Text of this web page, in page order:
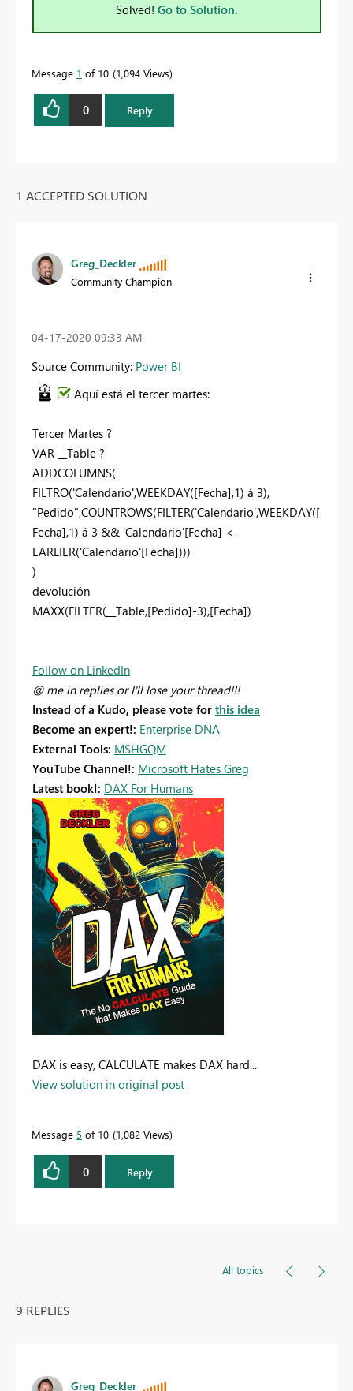
Solved! Go to Solution.
Message 1 of 10 1,094 Views
0 Reply
1 ACCEPTED SOLUTION
Greg_Deckler
Community Champion
‎04-17-2020 09:33 AM
Source Community: Power BI
Aquí está el tercer martes:
Tercer Martes ?
VAR __Table ?
ADDCOLUMNS(
FILTRO('Calendario',WEEKDAY([Fecha],1) á 3),
"Pedido",COUNTROWS(FILTER('Calendario',WEEKDAY([
Fecha],1) á 3 && 'Calendario'[Fecha] <-
EARLIER('Calendario'[Fecha])))
)
devolución
MAXX(FILTER(__Table,[Pedido]-3),[Fecha])
Follow on LinkedIn
@ me in replies or I'll lose your thread!!!
Instead of a Kudo, please vote for this idea
Become an expert!: Enterprise DNA
External Tools: MSHGQM
YouTube Channel!: Microsoft Hates Greg
Latest book!: DAX For Humans
DAX is easy, CALCULATE makes DAX hard...
View solution in original post
Message 5 of 10 1,082 Views
0 Reply
All topics
9 REPLIES
Greg_Deckler